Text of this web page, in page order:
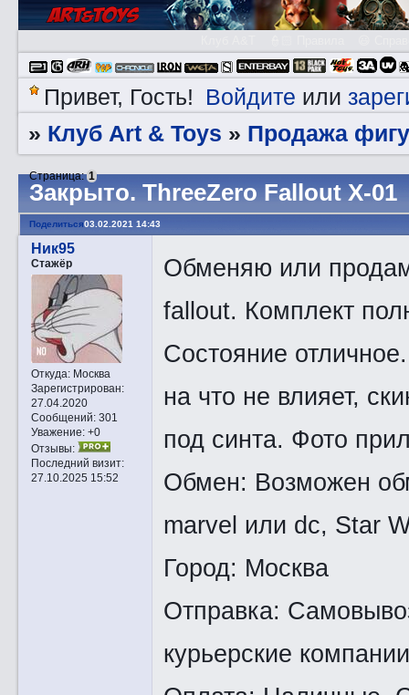
Привет, Гость! Войдите или
» Клуб Art & Toys » Продажа
Закрытo. ThreeZero Fallout X-01
Страница:1
Поделиться03.02.2021 14:43
Ник95
Стажёр
Откуда:Москва
Зарегистрирован:
27.04.2020
Сообщений:301
Уважение: +0
Отзывы:
Последний визит:
27.10.2025 15:52
Обменяю или
fallout. Комплект
Состояние
на что не влияет,
под синта. Фото
Обмен: Возможен
marvel или dc, Star
Город: Москва
Отправка:
курьерские